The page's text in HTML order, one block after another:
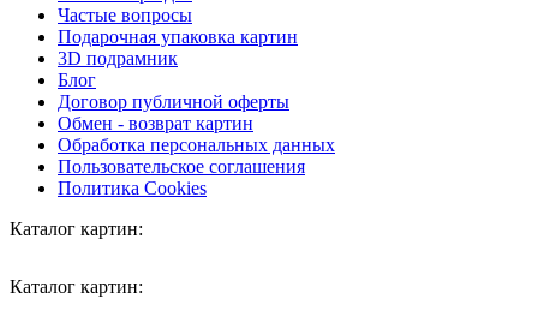
Частые вопросы
Подарочная упаковка картин
3D подрамник
Блог
Договор публичной оферты
Обмен - возврат картин
Обработка персональных данных
Пользовательское соглашения
Политика Cookies
Каталог картин:
Каталог картин: